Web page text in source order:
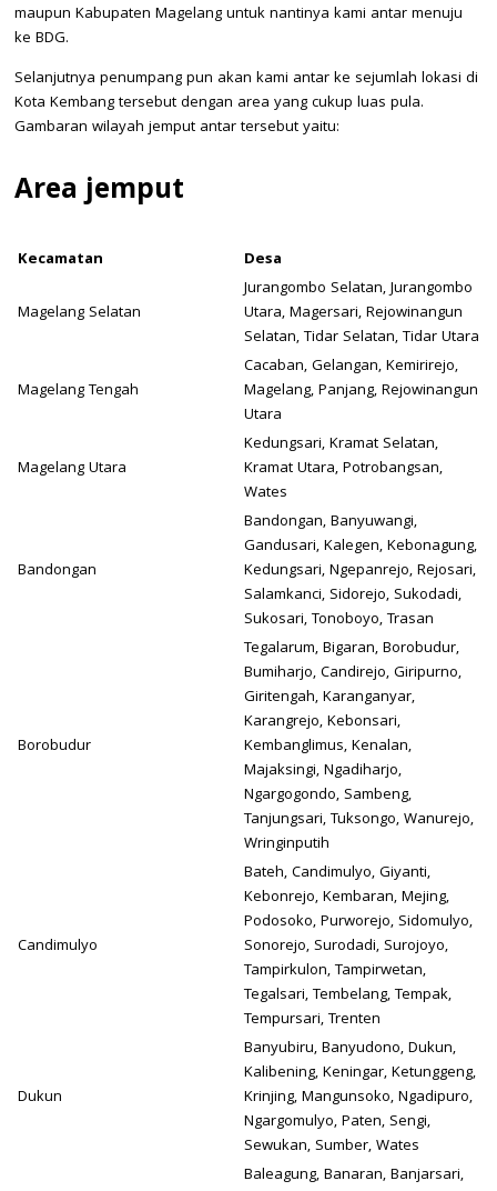
maupun Kabupaten Magelang untuk nantinya kami antar menuju
ke BDG.
Selanjutnya penumpang pun akan kami antar ke sejumlah lokasi di
Kota Kembang tersebut dengan area yang cukup luas pula.
Gambaran wilayah jemput antar tersebut yaitu:
Area jemput
Kecamatan Desa
Magelang Selatan
Jurangombo Selatan, Jurangombo
Utara, Magersari, Rejowinangun
Selatan, Tidar Selatan, Tidar Utara
Magelang Tengah
Cacaban, Gelangan, Kemirirejo,
Magelang, Panjang, Rejowinangun
Utara
Magelang Utara
Kedungsari, Kramat Selatan,
Kramat Utara, Potrobangsan,
Wates
Bandongan
Bandongan, Banyuwangi,
Gandusari, Kalegen, Kebonagung,
Kedungsari, Ngepanrejo, Rejosari,
Salamkanci, Sidorejo, Sukodadi,
Sukosari, Tonoboyo, Trasan
Borobudur
Tegalarum, Bigaran, Borobudur,
Bumiharjo, Candirejo, Giripurno,
Giritengah, Karanganyar,
Karangrejo, Kebonsari,
Kembanglimus, Kenalan,
Majaksingi, Ngadiharjo,
Ngargogondo, Sambeng,
Tanjungsari, Tuksongo, Wanurejo,
Wringinputih
Candimulyo
Bateh, Candimulyo, Giyanti,
Kebonrejo, Kembaran, Mejing,
Podosoko, Purworejo, Sidomulyo,
Sonorejo, Surodadi, Surojoyo,
Tampirkulon, Tampirwetan,
Tegalsari, Tembelang, Tempak,
Tempursari, Trenten
Dukun
Banyubiru, Banyudono, Dukun,
Kalibening, Keningar, Ketunggeng,
Krinjing, Mangunsoko, Ngadipuro,
Ngargomulyo, Paten, Sengi,
Sewukan, Sumber, Wates
Baleagung, Banaran, Banjarsari,